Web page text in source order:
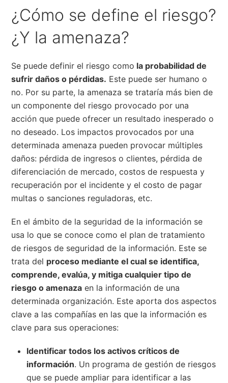
¿Cómo se define el riesgo?
¿Y la amenaza?
Se puede definir el riesgo como la probabilidad de
sufrir daños o pérdidas. Este puede ser humano o
no. Por su parte, la amenaza se trataría más bien de
un componente del riesgo provocado por una
acción que puede ofrecer un resultado inesperado o
no deseado. Los impactos provocados por una
determinada amenaza pueden provocar múltiples
daños: pérdida de ingresos o clientes, pérdida de
diferenciación de mercado, costos de respuesta y
recuperación por el incidente y el costo de pagar
multas o sanciones reguladoras, etc.
En el ámbito de la seguridad de la información se
usa lo que se conoce como el plan de tratamiento
de riesgos de seguridad de la información. Este se
trata del proceso mediante el cual se identifica,
comprende, evalúa, y mitiga cualquier tipo de
riesgo o amenaza en la información de una
determinada organización. Este aporta dos aspectos
clave a las compañías en las que la información es
clave para sus operaciones:
Identificar todos los activos críticos de
información. Un programa de gestión de riesgos
que se puede ampliar para identificar a las